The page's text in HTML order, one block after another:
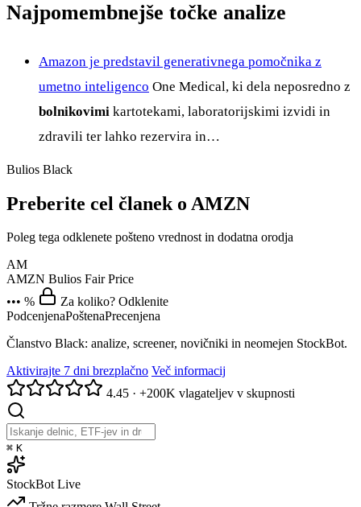
Najpomembnejše točke analize
Amazon je predstavil generativnega pomočnika z
umetno inteligenco One Medical, ki dela neposredno z
bolnikovimi kartotekami, laboratorijskimi izvidi in
zdravili ter lahko rezervira in…
Bulios Black
Preberite cel članek o AMZN
Poleg tega odklenete pošteno vrednost in dodatna orodja
AM
AMZN Bulios Fair Price
••• %
Za koliko? Odklenite
PodcenjenaPoštenaPrecenjena
Članstvo Black: analize, screener, novičniki in neomejen StockBot.
Aktivirajte 7 dni brezplačno Več informacij
4.45 · +200K vlagateljev v skupnosti
⌘ K
StockBot Live